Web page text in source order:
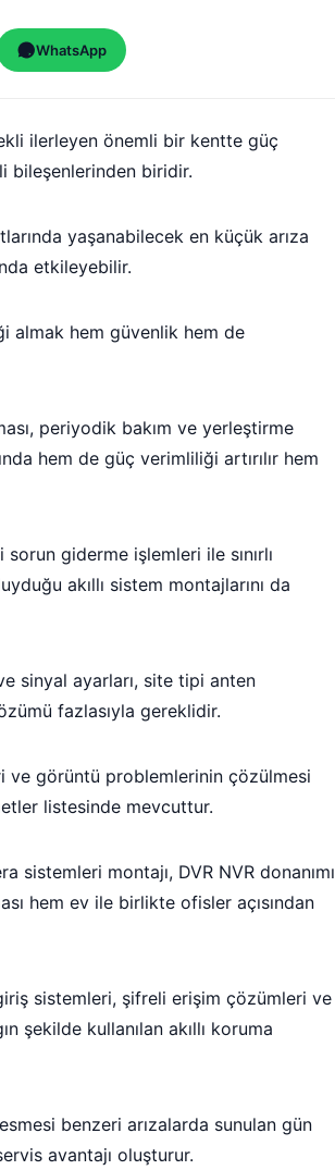
WhatsApp
ilerleyen önemli bir kentte güç
bileşenlerinden biridir.
yaşanabilecek en küçük arıza
etkileyebilir.
almak hem güvenlik hem de
periyodik bakım ve yerleştirme
hem de güç verimliliği artırılır hem
giderme işlemleri ile sınırlı
akıllı sistem montajlarını da
sinyal ayarları, site tipi anten
fazlasıyla gereklidir.
ve görüntü problemlerinin çözülmesi
listesinde mevcuttur.
montajı, DVR NVR donanımı
hem ev ile birlikte ofisler açısından
sistemleri, şifreli erişim çözümleri ve
şekilde kullanılan akıllı koruma
benzeri arızalarda sunulan gün
avantajı oluşturur.